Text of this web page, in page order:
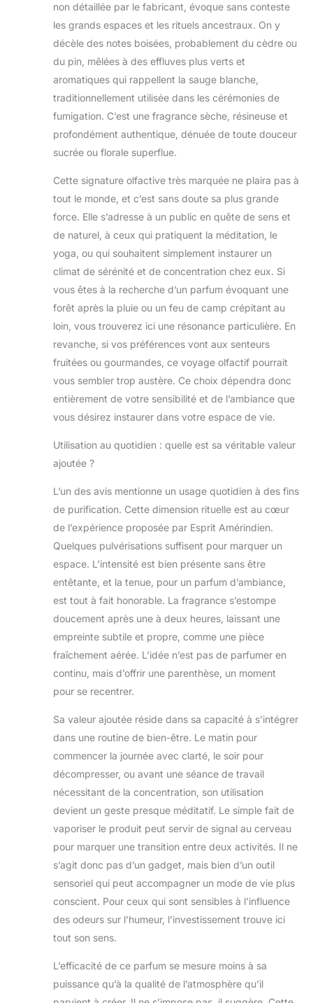
non détaillée par le fabricant, évoque sans conteste
les grands espaces et les rituels ancestraux. On y
décèle des notes boisées, probablement du cèdre ou
du pin, mêlées à des effluves plus verts et
aromatiques qui rappellent la sauge blanche,
traditionnellement utilisée dans les cérémonies de
fumigation. C’est une fragrance sèche, résineuse et
profondément authentique, dénuée de toute douceur
sucrée ou florale superflue.
Cette signature olfactive très marquée ne plaira pas à
tout le monde, et c’est sans doute sa plus grande
force. Elle s’adresse à un public en quête de sens et
de naturel, à ceux qui pratiquent la méditation, le
yoga, ou qui souhaitent simplement instaurer un
climat de sérénité et de concentration chez eux. Si
vous êtes à la recherche d’un parfum évoquant une
forêt après la pluie ou un feu de camp crépitant au
loin, vous trouverez ici une résonance particulière. En
revanche, si vos préférences vont aux senteurs
fruitées ou gourmandes, ce voyage olfactif pourrait
vous sembler trop austère. Ce choix dépendra donc
entièrement de votre sensibilité et de l’ambiance que
vous désirez instaurer dans votre espace de vie.
Utilisation au quotidien : quelle est sa véritable valeur
ajoutée ?
L’un des avis mentionne un usage quotidien à des fins
de purification. Cette dimension rituelle est au cœur
de l’expérience proposée par Esprit Amérindien.
Quelques pulvérisations suffisent pour marquer un
espace. L’intensité est bien présente sans être
entêtante, et la tenue, pour un parfum d’ambiance,
est tout à fait honorable. La fragrance s’estompe
doucement après une à deux heures, laissant une
empreinte subtile et propre, comme une pièce
fraîchement aérée. L’idée n’est pas de parfumer en
continu, mais d’offrir une parenthèse, un moment
pour se recentrer.
Sa valeur ajoutée réside dans sa capacité à s’intégrer
dans une routine de bien-être. Le matin pour
commencer la journée avec clarté, le soir pour
décompresser, ou avant une séance de travail
nécessitant de la concentration, son utilisation
devient un geste presque méditatif. Le simple fait de
vaporiser le produit peut servir de signal au cerveau
pour marquer une transition entre deux activités. Il ne
s’agit donc pas d’un gadget, mais bien d’un outil
sensoriel qui peut accompagner un mode de vie plus
conscient. Pour ceux qui sont sensibles à l’influence
des odeurs sur l’humeur, l’investissement trouve ici
tout son sens.
L’efficacité de ce parfum se mesure moins à sa
puissance qu’à la qualité de l’atmosphère qu’il